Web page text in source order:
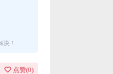
！
点赞(0)